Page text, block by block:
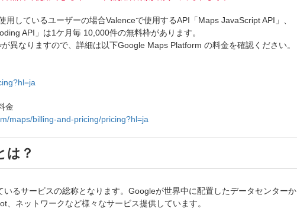
用しているユーザーの場合Valenceで使用するAPI「Maps JavaScript API」、
API」は1ケ月毎 10,000件の無料枠があります。
異なりますので、詳細は以下Google Maps Platform の料金を確認ください。
金
maps/billing-and-pricing/pricing?hl=ja
は？
るサービスの総称となります。Googleが世界中に配置したデータセンターか
、ネットワークなど様々なサービス提供しています。